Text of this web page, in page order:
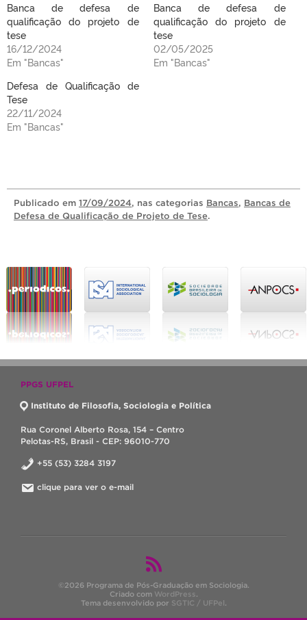
Banca de defesa de
qualificação do projeto de
tese
16/12/2024
Em "Bancas"
Banca de defesa de
qualificação do projeto de
tese
02/05/2025
Em "Bancas"
Defesa de Qualificação de
Tese
22/11/2024
Em "Bancas"
Publicado em 17/09/2024, nas categorias Bancas, Bancas de
Defesa de Qualificação de Projeto de Tese.
PPGS UFPEL
Instituto de Filosofia, Sociologia e Política
Rua Coronel Alberto Rosa, 154 – Centro
Pelotas-RS, Brasil - CEP: 96010-770
+55 (53) 3284 3197
clique para ver o e-mail
©2026 Programa de Pós-Graduação em Sociologia.
Criado com WordPress.
Tema desenvolvido por SGTIC / UFPel.